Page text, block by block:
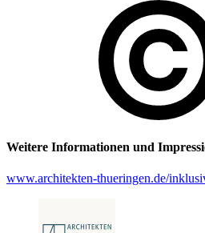
Weitere Informationen und
www.architekten-thueringen.de/